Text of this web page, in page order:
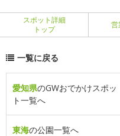
スポット詳細
トップ
営
一覧に戻る
愛知県のGWおでかけスポッ
ト一覧へ
東海の公園一覧へ